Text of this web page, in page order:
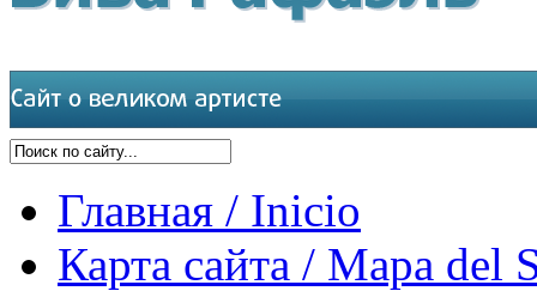
Главная / Inicio
Карта сайта / Mapa del